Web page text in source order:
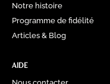
Notre histoire
Programme de fidélité
Articles & Blog
AIDE